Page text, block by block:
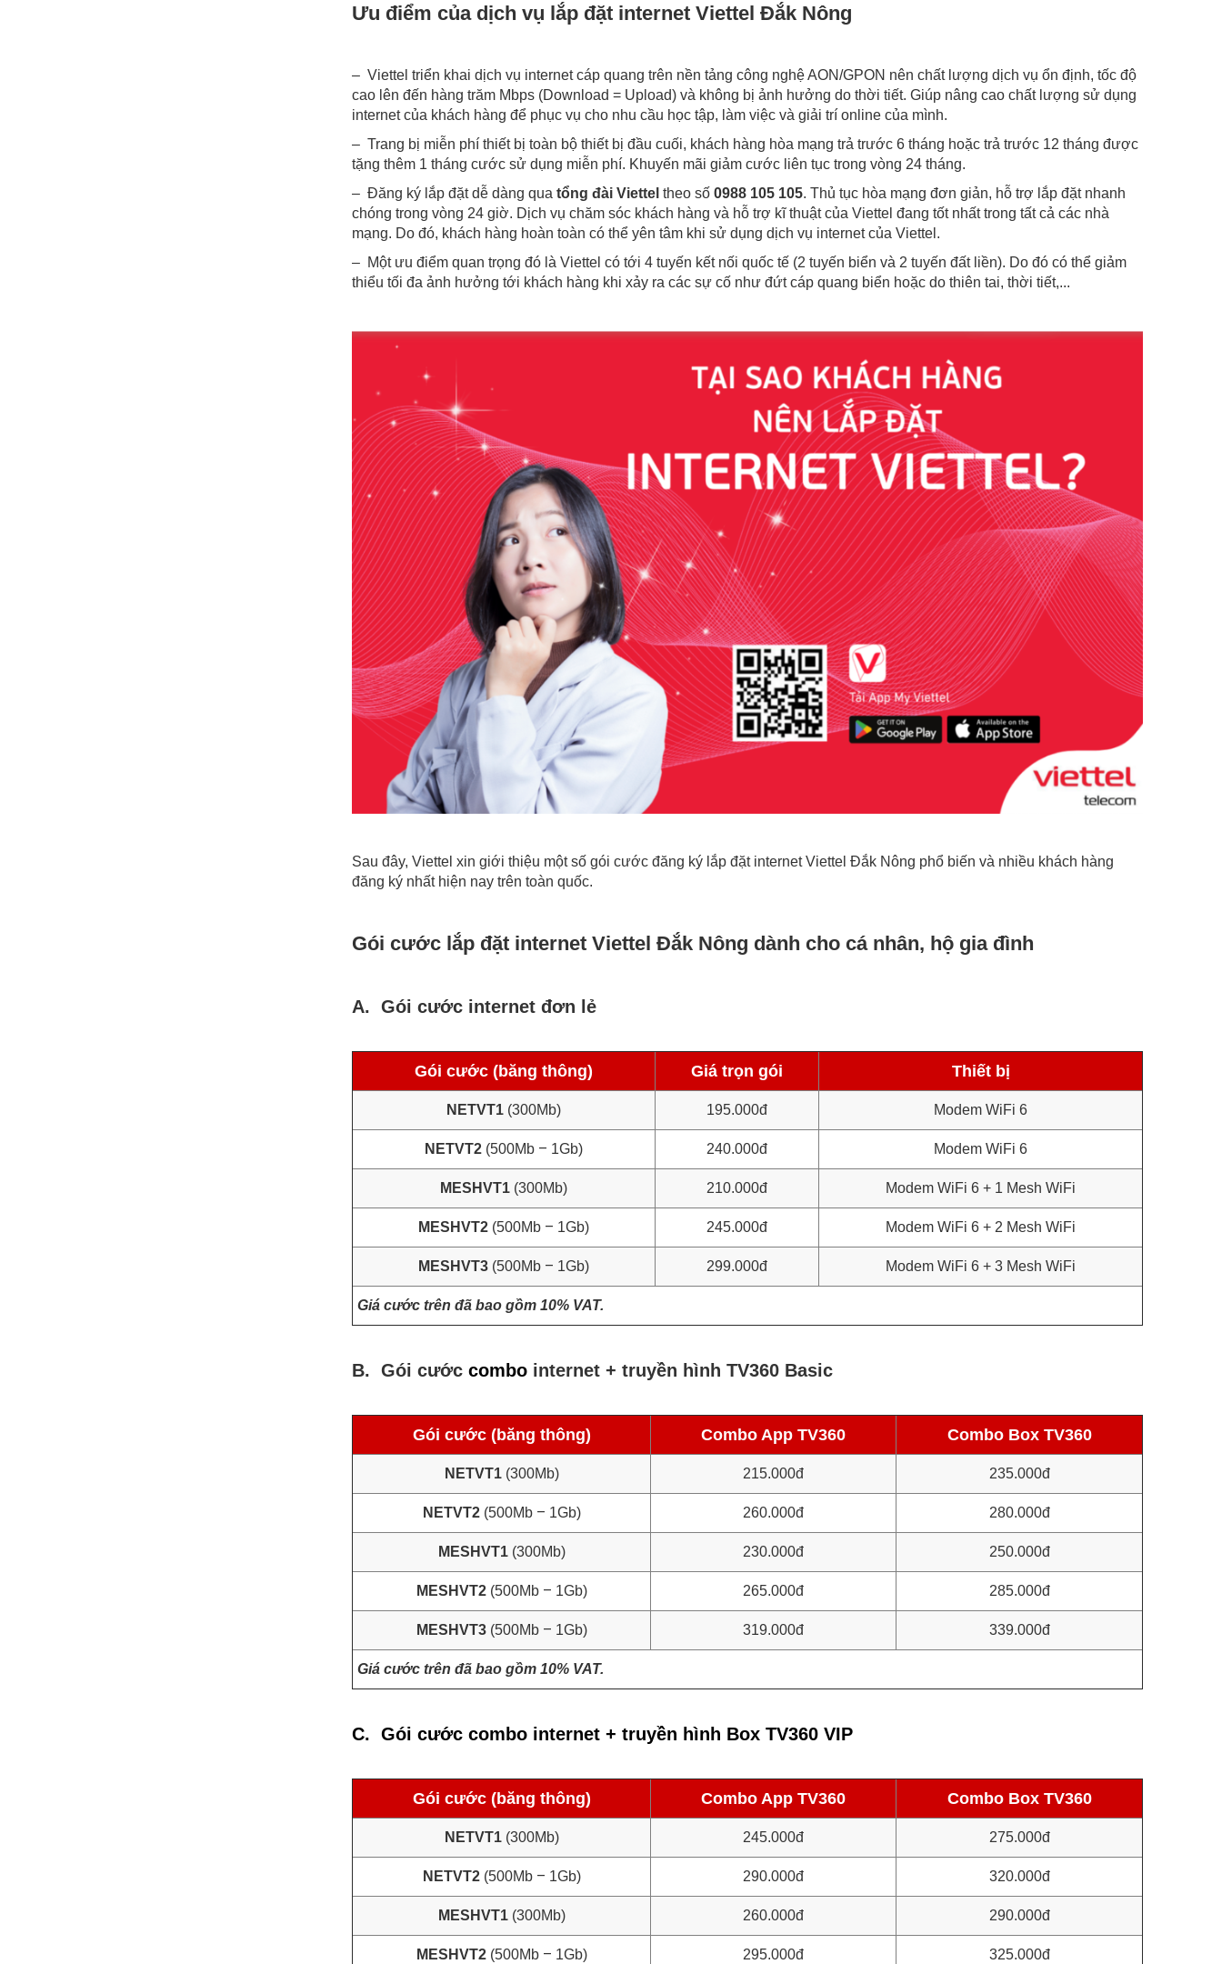
Ưu điểm của dịch vụ lắp đặt internet Viettel Đắk Nông
– Viettel triển khai dịch vụ internet cáp quang trên nền tảng công nghệ AON/GPON nên chất lượng dịch vụ ổn định, tốc độ
cao lên đến hàng trăm Mbps (Download = Upload) và không bị ảnh hưởng do thời tiết. Giúp nâng cao chất lượng sử dụng
internet của khách hàng để phục vụ cho nhu cầu học tập, làm việc và giải trí online của mình.
– Trang bị miễn phí thiết bị toàn bộ thiết bị đầu cuối, khách hàng hòa mạng trả trước 6 tháng hoặc trả trước 12 tháng được
tặng thêm 1 tháng cước sử dụng miễn phí. Khuyến mãi giảm cước liên tục trong vòng 24 tháng.
– Đăng ký lắp đặt dễ dàng qua tổng đài Viettel theo số 0988 105 105. Thủ tục hòa mạng đơn giản, hỗ trợ lắp đặt nhanh
chóng trong vòng 24 giờ. Dịch vụ chăm sóc khách hàng và hỗ trợ kĩ thuật của Viettel đang tốt nhất trong tất cả các nhà
mạng. Do đó, khách hàng hoàn toàn có thể yên tâm khi sử dụng dịch vụ internet của Viettel.
– Một ưu điểm quan trọng đó là Viettel có tới 4 tuyến kết nối quốc tế (2 tuyến biển và 2 tuyến đất liền). Do đó có thể giảm
thiểu tối đa ảnh hưởng tới khách hàng khi xảy ra các sự cố như đứt cáp quang biển hoặc do thiên tai, thời tiết,...
Sau đây, Viettel xin giới thiệu một số gói cước đăng ký lắp đặt internet Viettel Đắk Nông phổ biến và nhiều khách hàng
đăng ký nhất hiện nay trên toàn quốc.
Gói cước lắp đặt internet Viettel Đắk Nông dành cho cá nhân, hộ gia đình
A. Gói cước internet đơn lẻ
Gói cước (băng thông) Giá trọn gói Thiết bị
NETVT1 (300Mb) 195.000đ Modem WiFi 6
NETVT2 (500Mb – 1Gb) 240.000đ Modem WiFi 6
MESHVT1 (300Mb) 210.000đ Modem WiFi 6 + 1 Mesh WiFi
MESHVT2 (500Mb – 1Gb) 245.000đ Modem WiFi 6 + 2 Mesh WiFi
MESHVT3 (500Mb – 1Gb) 299.000đ Modem WiFi 6 + 3 Mesh WiFi
Giá cước trên đã bao gồm 10% VAT.
B. Gói cước combo internet + truyền hình TV360 Basic
Gói cước (băng thông) Combo App TV360 Combo Box TV360
NETVT1 (300Mb) 215.000đ 235.000đ
NETVT2 (500Mb – 1Gb) 260.000đ 280.000đ
MESHVT1 (300Mb) 230.000đ 250.000đ
MESHVT2 (500Mb – 1Gb) 265.000đ 285.000đ
MESHVT3 (500Mb – 1Gb) 319.000đ 339.000đ
Giá cước trên đã bao gồm 10% VAT.
C. Gói cước combo internet + truyền hình Box TV360 VIP
Gói cước (băng thông) Combo App TV360 Combo Box TV360
NETVT1 (300Mb) 245.000đ 275.000đ
NETVT2 (500Mb – 1Gb) 290.000đ 320.000đ
MESHVT1 (300Mb) 260.000đ 290.000đ
MESHVT2 (500Mb – 1Gb) 295.000đ 325.000đ